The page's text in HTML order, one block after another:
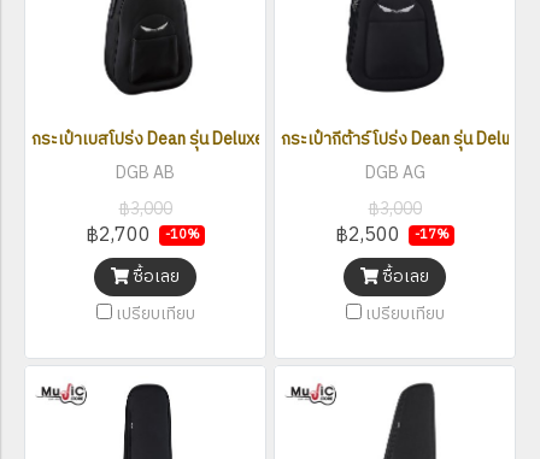
กระเป๋าเบสโปร่ง Dean รุ่น Deluxe Gig Bag
DGB AB
฿3,000
฿2,700 -10%
ซื้อเลย
เปรียบเทียบ
กระเป๋ากีต้าร์โปร่ง Dean รุ่น Deluxe
DGB AG
฿3,000
฿2,500 -17%
ซื้อเลย
เปรียบเทียบ